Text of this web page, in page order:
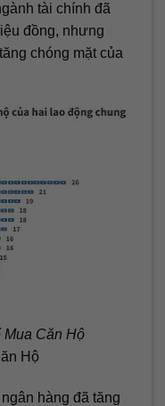
tài chính đã
đồng, nhưng
chóng mặt của
Căn Hộ
Hộ
hàng đã tăng